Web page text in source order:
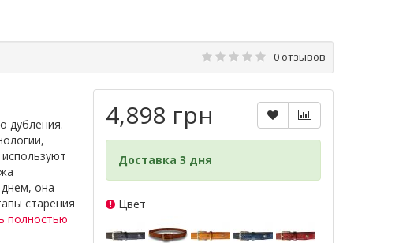
0 отзывов
дубления.
она
старения
полностью
4,898 грн
Доставка 3 дня
Цвет